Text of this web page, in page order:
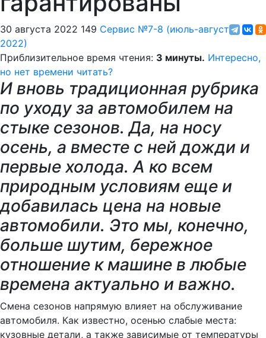
30 августа 2022 149 Сервис №7-8 (июль-август
2022)
Приблизительное время чтения: 3 минуты. Интересно,
но нет времени читать?
И вновь традиционная рубрика
по уходу за автомобилем на
стыке сезонов. Да, на носу
осень, а вместе с ней дожди и
первые холода. А ко всем
природным условиям еще и
добавилась цена на новые
автомобили. Это мы, конечно,
больше шутим, бережное
отношение к машине в любые
времена актуально и важно.
Смена сезонов напрямую влияет на обслуживание
автомобиля. Как известно, осенью слабые места:
кузовные детали, а также зависимые от температуры